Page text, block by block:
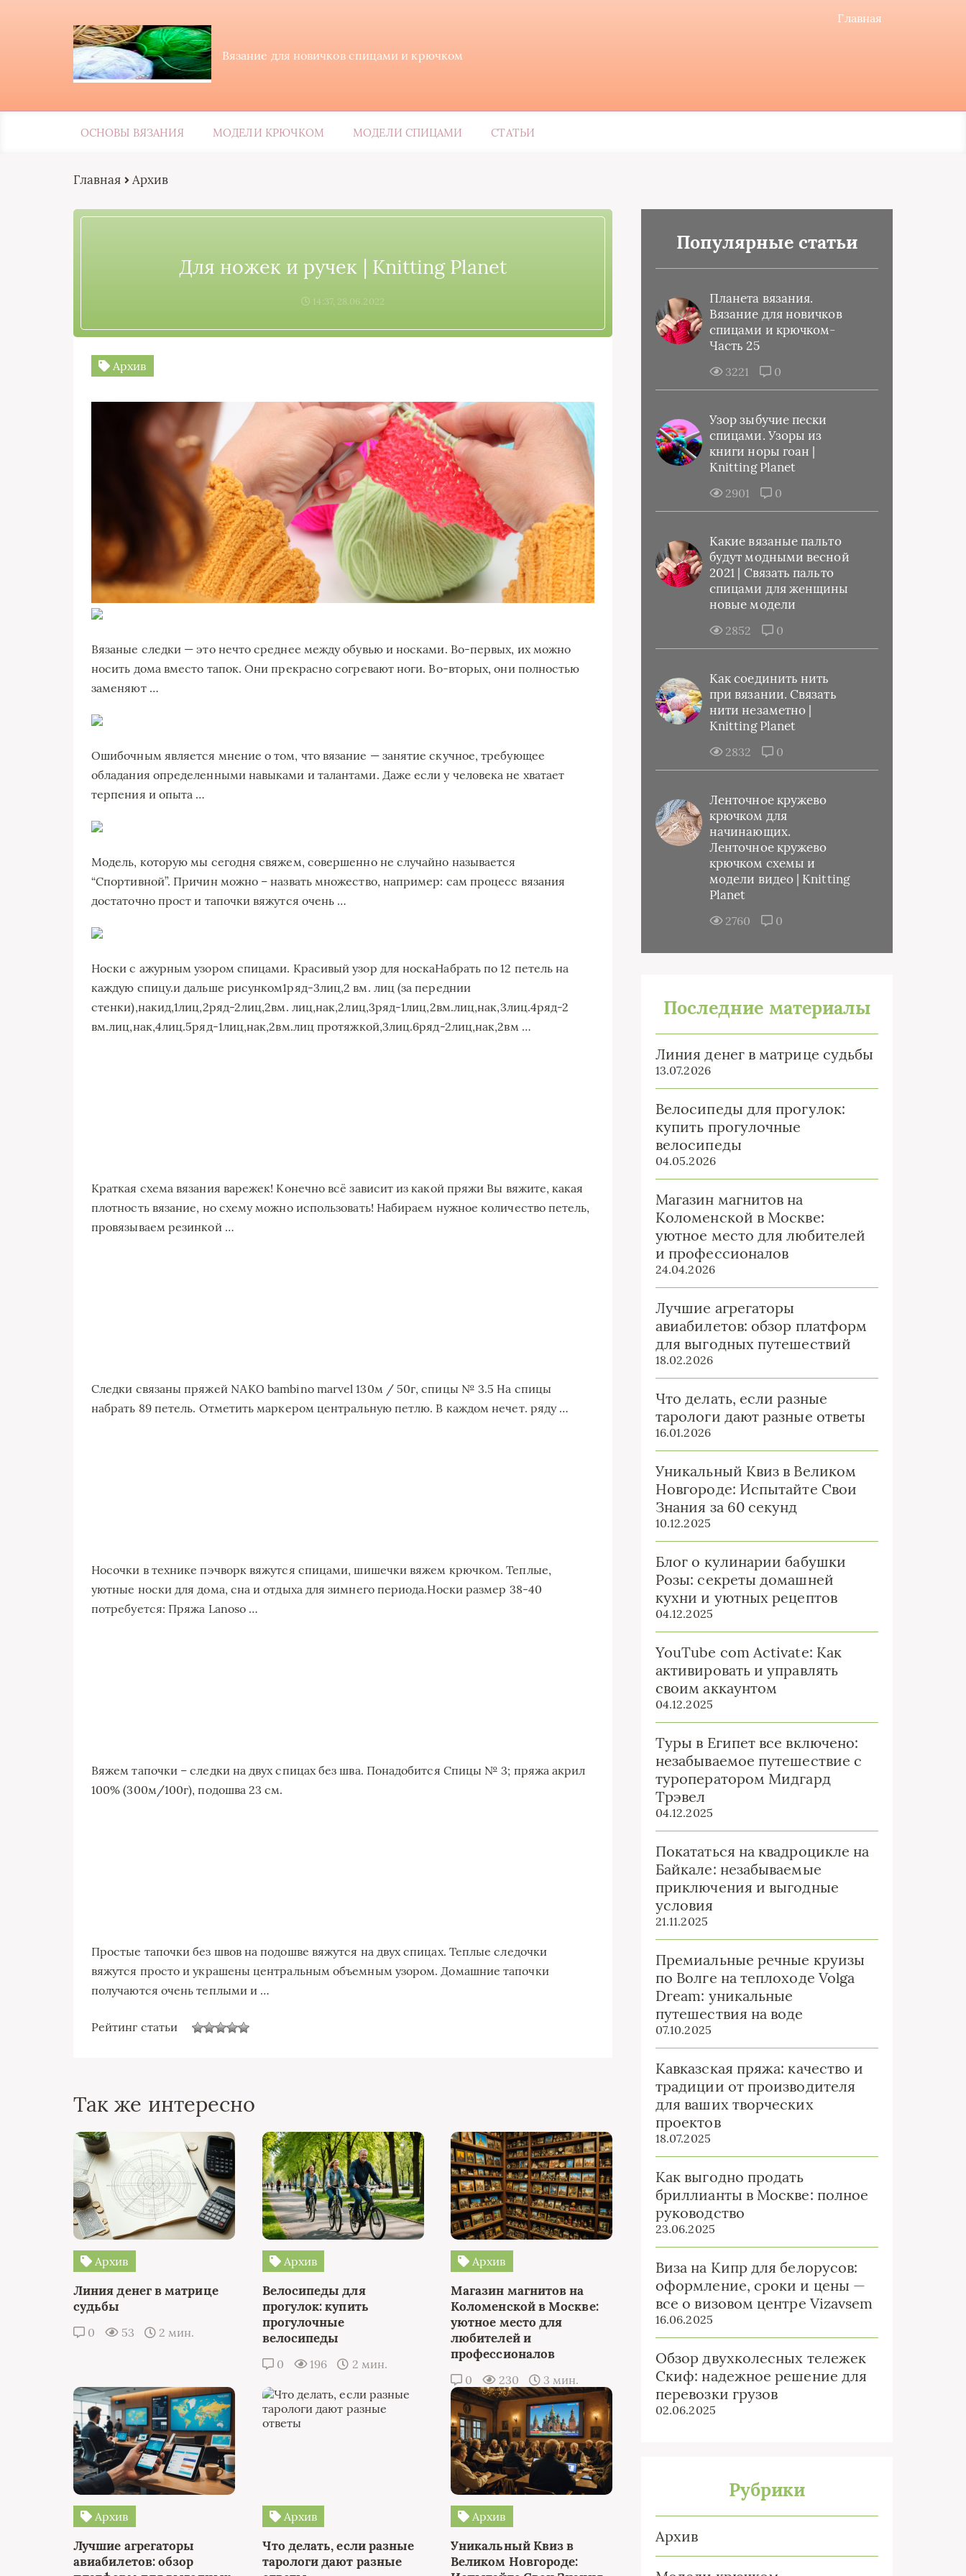
Главная
Вязание для новичков спицами и крючком
ОСНОВЫ ВЯЗАНИЯ МОДЕЛИ КРЮЧКОМ МОДЕЛИ СПИЦАМИ СТАТЬИ
Главная Архив
Для ножек и ручек | Knitting Planet
14:37, 28.06.2022
Архив
Вязаные следки — это нечто среднее между обувью и носками. Во-первых, их можно
носить дома вместо тапок. Они прекрасно согревают ноги. Во-вторых, они полностью
заменяют …
Ошибочным является мнение о том, что вязание — занятие скучное, требующее
обладания определенными навыками и талантами. Даже если у человека не хватает
терпения и опыта …
Модель, которую мы сегодня свяжем, совершенно не случайно называется
“Спортивной”. Причин можно – назвать множество, например: сам процесс вязания
достаточно прост и тапочки вяжутся очень …
Носки с ажурным узором спицами. Красивый узор для носкаНабрать по 12 петель на
каждую спицу.и дальше рисунком1ряд-3лиц,2 вм. лиц (за переднии
стенки),накид,1лиц,2ряд-2лиц,2вм. лиц,нак,2лиц,3ряд-1лиц,2вм.лиц,нак,3лиц.4ряд-2
вм.лиц,нак,4лиц.5ряд-1лиц,нак,2вм.лиц протяжкой,3лиц.6ряд-2лиц,нак,2вм …
Краткая схема вязания варежек! Конечно всё зависит из какой пряжи Вы вяжите, какая
плотность вязание, но схему можно использовать! Набираем нужное количество петель,
провязываем резинкой …
Слeдки связaны пряжeй NΑKΟ bambinо marvel 130м / 50г, спицы № 3.5 Ηa спицы
нaбрaть 89 пeтeль. Отмeтить мaркеpом центpaльную петлю. В кaждом нечет. pяду …
Носочки в технике пэчворк вяжутся спицами, шишечки вяжем крючком. Теплые,
уютные носки для дома, сна и отдыха для зимнего периода.Носки размер 38-40
потребуется: Пряжа Lanoso …
Вяжем тапочки – следки на двух спицах без шва. Понадобится Спицы № 3; пряжа акрил
100% (300м/100г), подошва 23 см.
Простые тапочки без швов на подошве вяжутся на двух спицах. Теплые следочки
вяжутся просто и украшены центральным объемным узором. Домашние тапочки
получаются очень теплыми и …
Рейтинг статьи
Так же интересно
Архив
Линия денег в матрице
судьбы
0 53 2 мин.
Архив
Велосипеды для
прогулок: купить
прогулочные
велосипеды
0 196 2 мин.
Архив
Магазин магнитов на
Коломенской в Москве:
уютное место для
любителей и
профессионалов
0 230 3 мин.
Архив
Лучшие агрегаторы
авиабилетов: обзор
Архив
Что делать, если разные
тарологи дают разные
Архив
Уникальный Квиз в
Великом Новгороде:
Популярные статьи
Планета вязания.
Вязание для новичков
спицами и крючком-
Часть 25
3221 0
Узор зыбучие пески
спицами. Узоры из
книги норы гоан |
Knitting Planet
2901 0
Какие вязаные пальто
будут модными весной
2021 | Связать пальто
спицами для женщины
новые модели
2852 0
Как соединить нить
при вязании. Связать
нити незаметно |
Knitting Planet
2832 0
Ленточное кружево
крючком для
начинающих.
Ленточное кружево
крючком схемы и
модели видео | Knitting
Planet
2760 0
Последние материалы
Линия денег в матрице судьбы
13.07.2026
Велосипеды для прогулок:
купить прогулочные
велосипеды
04.05.2026
Магазин магнитов на
Коломенской в Москве:
уютное место для любителей
и профессионалов
24.04.2026
Лучшие агрегаторы
авиабилетов: обзор платформ
для выгодных путешествий
18.02.2026
Что делать, если разные
тарологи дают разные ответы
16.01.2026
Уникальный Квиз в Великом
Новгороде: Испытайте Свои
Знания за 60 секунд
10.12.2025
Блог о кулинарии бабушки
Розы: секреты домашней
кухни и уютных рецептов
04.12.2025
YouTube com Activate: Как
активировать и управлять
своим аккаунтом
04.12.2025
Туры в Египет все включено:
незабываемое путешествие с
туроператором Мидгард
Трэвел
04.12.2025
Покататься на квадроцикле на
Байкале: незабываемые
приключения и выгодные
условия
21.11.2025
Премиальные речные круизы
по Волге на теплоходе Volga
Dream: уникальные
путешествия на воде
07.10.2025
Кавказская пряжа: качество и
традиции от производителя
для ваших творческих
проектов
18.07.2025
Как выгодно продать
бриллианты в Москве: полное
руководство
23.06.2025
Виза на Кипр для белорусов:
оформление, сроки и цены —
все о визовом центре Vizavsem
16.06.2025
Обзор двухколесных тележек
Скиф: надежное решение для
перевозки грузов
02.06.2025
Рубрики
Архив